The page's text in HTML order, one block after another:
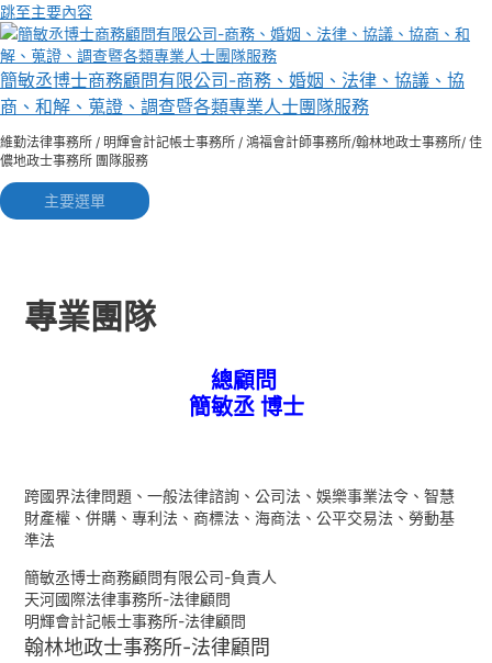
跳至主要內容
簡敏丞博士商務顧問有限公司-商務、婚姻、法律、協議、協
商、和解、蒐證、調查暨各類專業人士團隊服務
維勤法律事務所 / 明輝會計記帳士事務所 / 鴻福會計師事務所/翰林地政士事務所/ 佳
儂地政士事務所 團隊服務
主要選單
專業團隊
總顧問
簡敏丞 博士
跨國界法律問題、一般法律諮詢、公司法、娛樂事業法令、智慧
財產權、併購、專利法、商標法、海商法、公平交易法、勞動基
準法
簡敏丞博士商務顧問有限公司-負責人
天河國際法律事務所-法律顧問
明輝會計記帳士事務所-法律顧問
翰林地政士事務所-法律顧問